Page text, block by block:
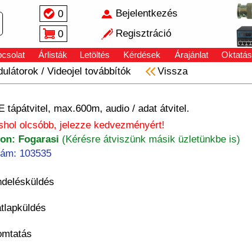
0
0
Bejelentkezés
Regisztráció
Árlisták Letöltés Kérdések Árajánlat Oktatás
/ Videojel továbbítók Vissza
max.600m, audio / adat átvitel.
olcsóbb, jelezze kedvezményért!
Fogarasi (Kérésre átviszünk másik üzletünkbe is)
103535